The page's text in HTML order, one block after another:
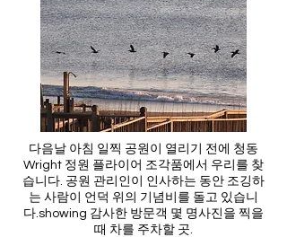
다음날 아침 일찍 공원이 열리기 전에 청동
Wright 정원 플라이어 조각품에서 우리를 찾
습니다. 공원 관리인이 인사하는 동안 조깅하
는 사람이 언덕 위의 기념비를 돌고 있습니
다.showing 감사한 방문객 몇 명사진을 찍을
때 차를 주차할 곳.